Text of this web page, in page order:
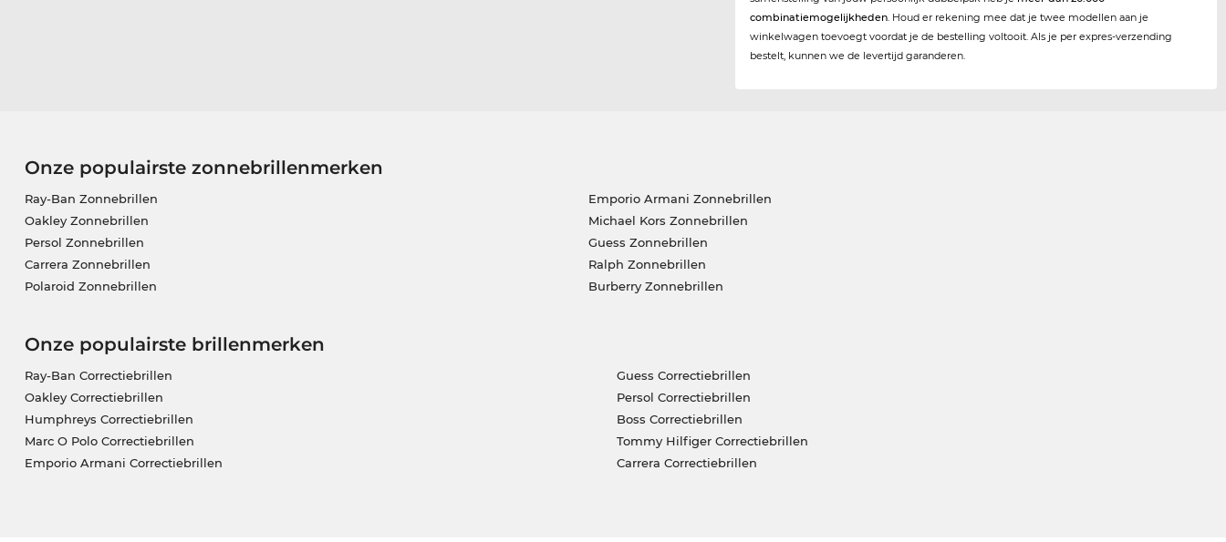
combinatiemogelijkheden . Houd er rekening mee dat je twee modellen aan je
winkelwagen toevoegt voordat je de bestelling voltooit. Als je per expres-verzending
bestelt, kunnen we de levertijd garanderen.
Onze populairste zonnebrillenmerken
Ray-Ban Zonnebrillen
Oakley Zonnebrillen
Persol Zonnebrillen
Carrera Zonnebrillen
Polaroid Zonnebrillen
Emporio Armani Zonnebrillen
Michael Kors Zonnebrillen
Guess Zonnebrillen
Ralph Zonnebrillen
Burberry Zonnebrillen
Onze populairste brillenmerken
Ray-Ban Correctiebrillen
Oakley Correctiebrillen
Humphreys Correctiebrillen
Marc O Polo Correctiebrillen
Emporio Armani Correctiebrillen
Guess Correctiebrillen
Persol Correctiebrillen
Boss Correctiebrillen
Tommy Hilfiger Correctiebrillen
Carrera Correctiebrillen